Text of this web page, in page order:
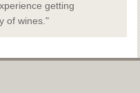
getting
of wines."